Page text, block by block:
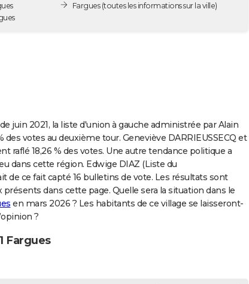
Fargues(toutes les informations sur la ville)
juin 2021, la liste d'union à gauche administrée par Alain
des votes au deuxième tour. Geneviève DARRIEUSSECQ et
raflé 18,26 % des votes. Une autre tendance politique a
dans cette région. Edwige DIAZ (Liste du
de ce fait capté 16 bulletins de vote. Les résultats sont
dans cette page. Quelle sera la situation dans le
en mars 2026 ? Les habitants de ce village se laisseront-
?
Fargues